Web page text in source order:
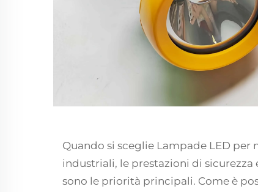
Quando si sceglie Lampade LED per
industriali, le prestazioni di
sono le priorità principali. Come è